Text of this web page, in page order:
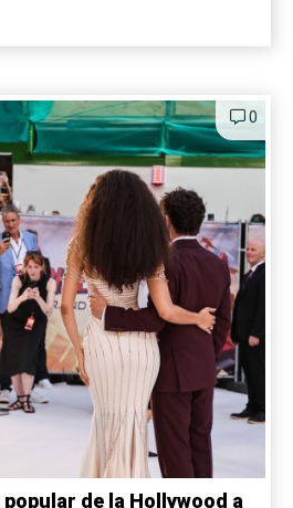
0
de la Hollywood a